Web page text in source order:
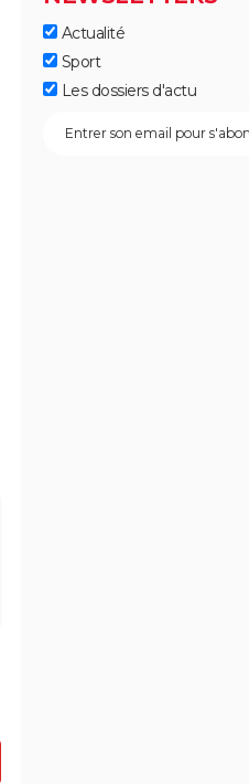
Actualité
Sport
Les dossiers d'actu